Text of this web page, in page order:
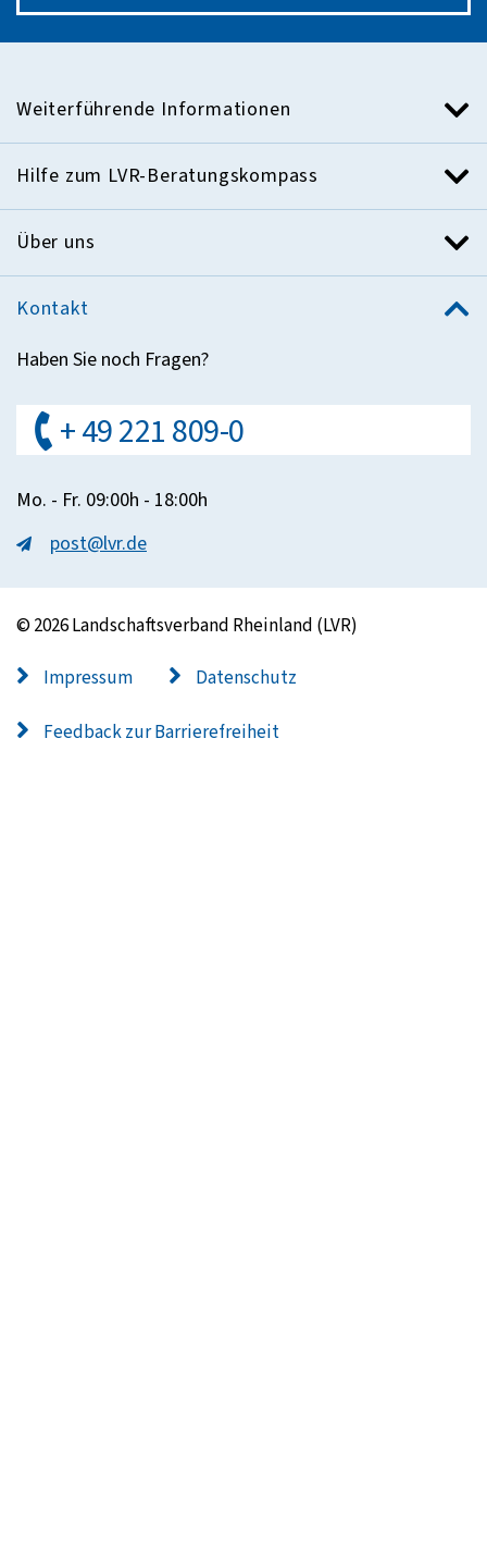
Weiterführende Informationen
Hilfe zum LVR-Beratungskompass
Über uns
Kontakt
Haben Sie noch Fragen?
+ 49 221 809-0
Mo. - Fr. 09:00h - 18:00h
post@lvr.de
© 2026 Landschaftsverband Rheinland (LVR)
Impressum Datenschutz
Feedback zur Barrierefreiheit